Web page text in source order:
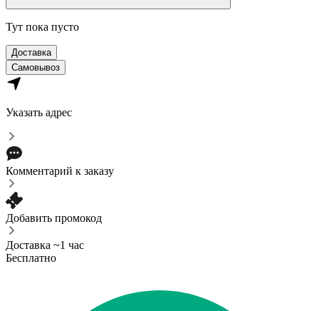
Тут пока пусто
Доставка
Самовывоз
Указать адрес
Комментарий к заказу
Добавить промокод
Доставка ~1 час
Бесплатно